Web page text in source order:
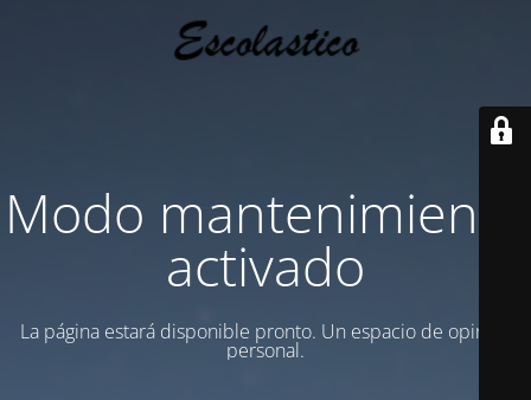
Modo mantenimiento
activado
La página estará disponible pronto. Un espacio de opinion
personal.